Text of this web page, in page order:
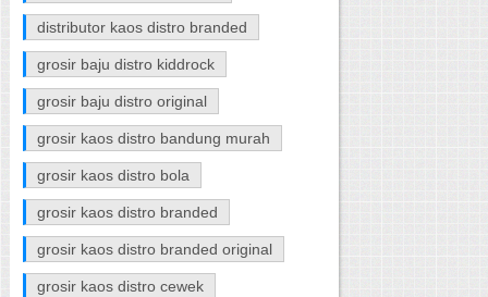
distributor kaos distro branded
grosir baju distro kiddrock
grosir baju distro original
grosir kaos distro bandung murah
grosir kaos distro bola
grosir kaos distro branded
grosir kaos distro branded original
grosir kaos distro cewek